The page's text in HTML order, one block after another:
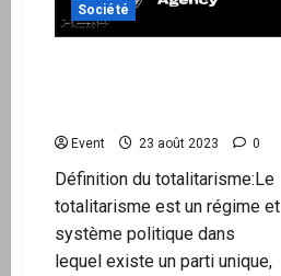
Société
Event 23 août 2023 0
Définition du totalitarisme:Le
totalitarisme est un régime et
système politique dans
lequel existe un parti unique,